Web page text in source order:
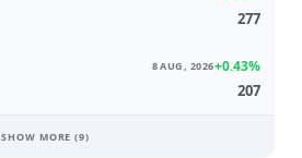
277
8 AUG, 2026+0.43%
207
SHOW MORE (9)